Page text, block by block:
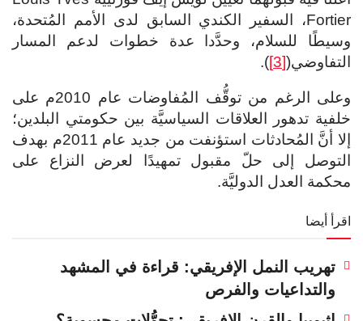
Fortier، السفير الكندي السابق لدى الأمم المُتحدة،
وسيطًا للسلام، وحدَّدا عدة خطوات لدعم المسار
التفاوضي([3]
).
وعلى الرغم من توقُّف المُفاوضات عام 2010م على
خلفية تدهور العلاقات السياسيَّة بين حكومتي البلدين؛
إلا أنَّ المُحادثات استؤنفت من جديد عام 2011م بهدف
التوصل إلى حلّ مقبول تمهيدًا لعرض النزاع على
محكمة العدل الدوليَّة.
اقرأ أيضا
تهريب النمل الإفريقي: قراءة في المشهد
والتداعيات والفرص